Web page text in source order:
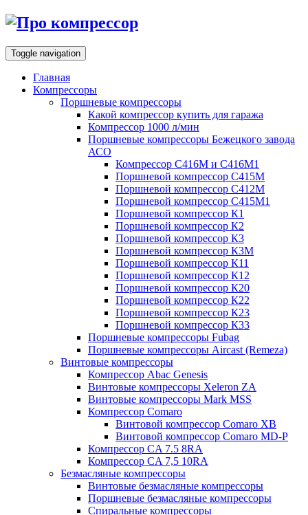
Toggle navigation
Главная
Компрессоры
Поршневые компрессоры
Какой компрессор купить для гаража
Компрессор 1000 л/мин
Поршневые компрессоры Бежецкого завода
АСО
Компрессор С416М и С416М1
Поршневой компрессор С415М
Поршневой компрессор С412М
Поршневой компрессор С415М1
Поршневой компрессор К1
Поршневой компрессор К2
Поршневой компрессор К3
Поршневой компрессор К3М
Поршневой компрессор К11
Поршневой компрессор К12
Поршневой компрессор К20
Поршневой компрессор К22
Поршневой компрессор К23
Поршневой компрессор К33
Поршневые компрессоры Fubag
Поршневые компрессоры Aircast (Remeza)
Винтовые компрессоры
Компрессор Abac Genesis
Винтовые компрессоры Xeleron ZA
Винтовые компрессоры Mark MSS
Компрессор Comaro
Винтовой компрессор Comaro XB
Винтовой компрессор Comaro MD-P
Компрессор CA 7.5 8RA
Компрессор CA 7,5 10RA
Безмасляные компрессоры
Винтовые безмасляные компрессоры
Поршневые безмасляные компрессоры
Спиральные компрессоры